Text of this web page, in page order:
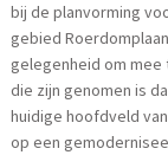
bij de planvorming
gebied
gelegenheid om mee
die zijn genomen is
huidige hoofdveld
op een